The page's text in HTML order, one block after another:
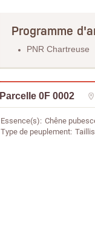
Programme
PNR Chartreuse
Parcelle 0F 0002
Essence(s) Chêne
Type de peuplement Taillis